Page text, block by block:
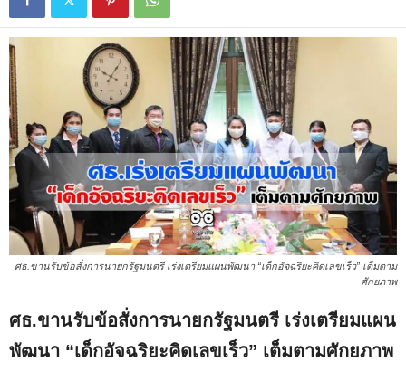
ศธ.ขานรับข้อสั่งการนายกรัฐมนตรี เร่งเตรียมแผนพัฒนา “เด็กอัจฉริยะคิดเลขเร็ว” เต็มตาม
ศักยภาพ
ศธ.ขานรับข้อสั่งการนายกรัฐมนตรี เร่งเตรียมแผน
พัฒนา “เด็กอัจฉริยะคิดเลขเร็ว” เต็มตามศักยภาพ